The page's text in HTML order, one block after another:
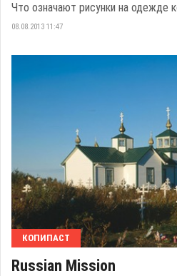
Что означают рисунки на одежде
08.08.2013 11:47
КОПИПАСТ
Russian Mission